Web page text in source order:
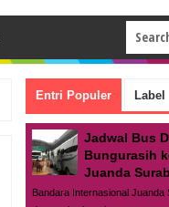
Entri Populer Label
Jadwal Bus
Bungurasih
Juanda
Bandara Internasional Juanda